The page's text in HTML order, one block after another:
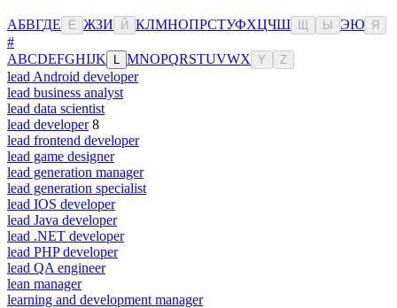
АБВГДЕ Ё ЖЗИ Й КЛМНОПРСТУФХЦЧШ Ы ЭЮ Я
#
ABCDEFGHIJK MNOPQRSTUVWX Y Z
lead Android developer
lead business analyst
lead data scientist
lead developer 8
lead frontend developer
lead game designer
lead generation manager
lead generation specialist
lead IOS developer
lead Java developer
lead .NET developer
lead PHP developer
lead QA engineer
lean manager
learning and development manager